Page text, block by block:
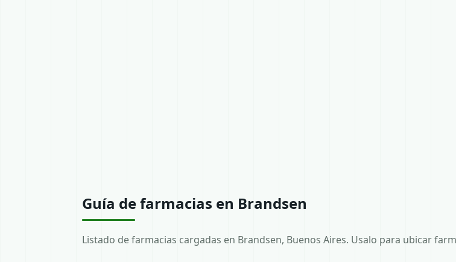
Guía de farmacias en Brandsen
Listado de farmacias cargadas en Brandsen, Buenos Aires. Usalo para ubicar